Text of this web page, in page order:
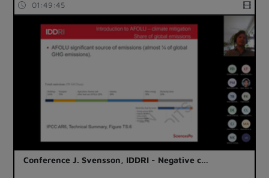
01:49:45
Conference J. Svensson, IDDRI - Negative c…